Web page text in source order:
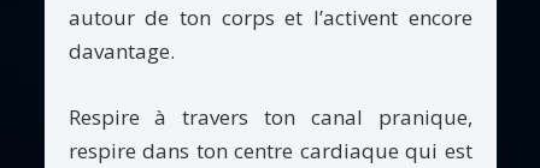
autour de ton corps et l’activent encore
davantage.
Respire à travers ton canal pranique,
respire dans ton centre cardiaque qui est